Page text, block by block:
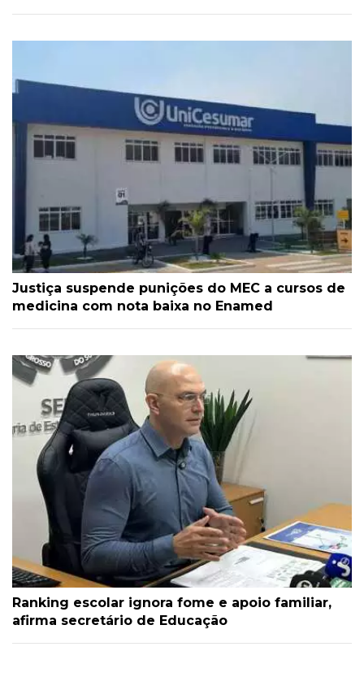
Justiça suspende punições do MEC a cursos de
medicina com nota baixa no Enamed
Ranking escolar ignora fome e apoio familiar,
afirma secretário de Educação